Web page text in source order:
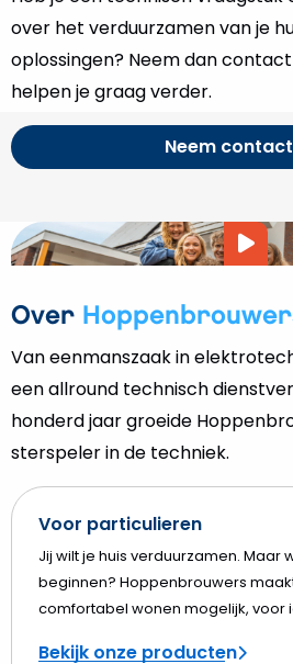
over het verduurzamen van je
oplossingen? Neem dan
helpen je graag verder.
Neem
Over
Van eenmanszaak in
een allround technisch
honderd jaar groeide
sterspeler in de techniek.
Voor particulieren
Jij wilt je huis verduurzamen. Maar
beginnen? Hoppenbrouwers
comfortabel wonen mogelijk, voor
Bekijk onze producten